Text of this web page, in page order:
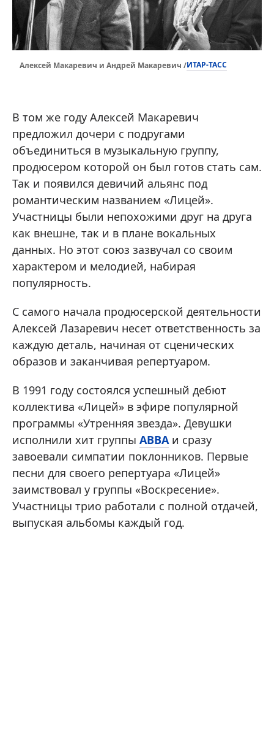
Алексей Макаревич и Андрей Макаревич /ИТАР-ТАСС
В том же году Алексей Макаревич
предложил дочери с подругами
объединиться в музыкальную группу,
продюсером которой он был готов стать сам.
Так и появился девичий альянс под
романтическим названием «Лицей».
Участницы были непохожими друг на друга
как внешне, так и в плане вокальных
данных. Но этот союз зазвучал со своим
характером и мелодией, набирая
популярность.
С самого начала продюсерской деятельности
Алексей Лазаревич несет ответственность за
каждую деталь, начиная от сценических
образов и заканчивая репертуаром.
В 1991 году состоялся успешный дебют
коллектива «Лицей» в эфире популярной
программы «Утренняя звезда». Девушки
исполнили хит группы ABBAи сразу
завоевали симпатии поклонников. Первые
песни для своего репертуара «Лицей»
заимствовал у группы «Воскресение».
Участницы трио работали с полной отдачей,
выпуская альбомы каждый год.